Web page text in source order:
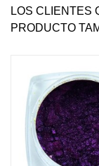
LOS CLIENTES
PRODUCTO